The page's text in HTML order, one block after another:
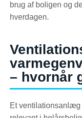
brug af boligen og
hverdagen.
– hvornår
Et